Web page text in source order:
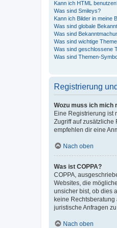
Kann ich HTML
Was sind Smileys?
Kann ich Bilder in meine
Was sind globale
Was sind
Was sind wichtige
Was sind geschlossene
Was sind Themen-
Registrierung
Wozu muss ich mich
Eine Registrierung ist
Zugriff auf zusätzliche
empfehlen dir eine
Nach oben
Was ist COPPA?
COPPA,
Websites, die
unsicher bist, ob dies
keine
juristische Anfragen
Nach oben